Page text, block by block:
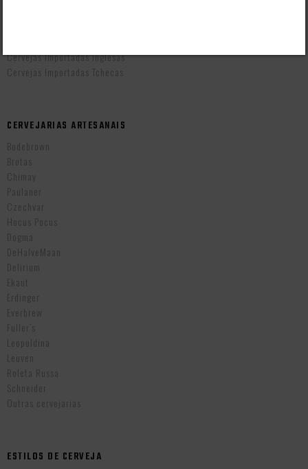
Cervejas Importadas Inglesas
Cervejas Importadas Tchecas
CERVEJARIAS ARTESANAIS
Bodebrown
Brotas
Chimay
Paulaner
Czechvar
Hocus Pocus
Dogma
DeHalveMaan
Delirium
Ekaut
Erdinger
Everbrew
Fuller’s
Leopoldina
Leuven
Roleta Russa
Schneider
Outras cervejarias
ESTILOS DE CERVEJA